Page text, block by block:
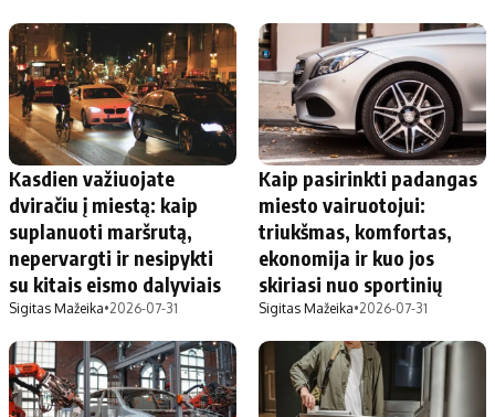
Kasdien važiuojate
dviračiu į miestą: kaip
suplanuoti maršrutą,
nepervargti ir nesipykti
su kitais eismo dalyviais
Sigitas Mažeika•2026-07-31
Kaip pasirinkti padangas
miesto vairuotojui:
triukšmas, komfortas,
ekonomija ir kuo jos
skiriasi nuo sportinių
Sigitas Mažeika•2026-07-31